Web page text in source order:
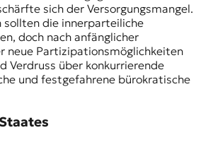
sich der Versorgungsmangel.
sollten die innerparteiliche
doch nach anfänglicher
neue Partizipationsmöglichkeiten
Verdruss über konkurrierende
und festgefahrene bürokratische